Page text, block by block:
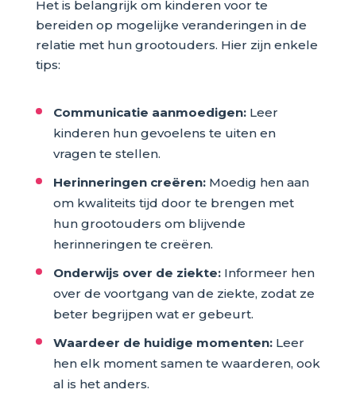
Het is belangrijk om kinderen voor te
bereiden op mogelijke veranderingen in de
relatie met hun grootouders. Hier zijn enkele
tips:
Communicatie aanmoedigen:Leer
kinderen hun gevoelens te uiten en
vragen te stellen.
Herinneringen creëren:Moedig hen aan
om kwaliteits tijd door te brengen met
hun grootouders om blijvende
herinneringen te creëren.
Onderwijs over de ziekte:Informeer hen
over de voortgang van de ziekte, zodat ze
beter begrijpen wat er gebeurt.
Waardeer de huidige momenten:Leer
hen elk moment samen te waarderen, ook
al is het anders.